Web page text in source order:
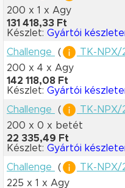
200 x 1 x Agy
131 418,33 Ft
Készlet: Gyártói
Challenge
( TK-NPX/
200 x 4 x Agy
142 118,08 Ft
Készlet: Gyártói
Challenge
( TK-
200 x 0 x betét
22 335,49 Ft
Készlet: Gyártói
Challenge
( TK-NPX/
225 x 1 x Agy